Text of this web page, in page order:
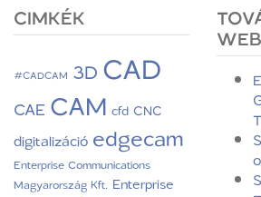
CIMKÉK
#CADCAM 3DCAD
CAE CAM cfd CNC
digitalizáció edgecam
Enterprise Communications
Magyarország Kft. Enterprise